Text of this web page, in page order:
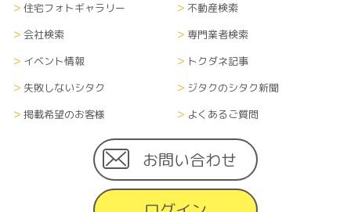
住宅フォトギャラリー
不動産検索
会社検索
専門業者検索
イベント情報
トクダネ記事
失敗しないシタク
ジタクのシタク新聞
掲載希望のお客様
よくあるご質問
お問い合わせ